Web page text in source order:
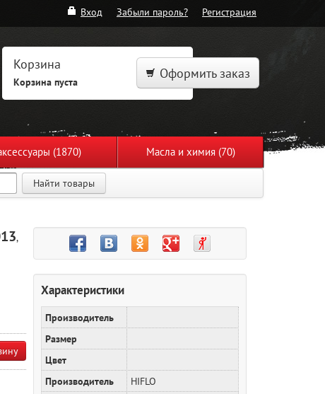
Вход Забыли пароль? Регистрация
Корзина
Корзина пуста
Оформить заказ
(1870) Масла и химия (70)
Найти товары
,
Характеристики
Производитель
Размер
Цвет
Производитель
HIFLO